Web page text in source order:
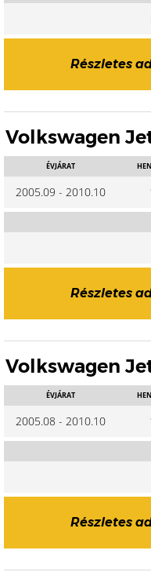
Részletes
Volkswagen
ÉVJÁRAT
2005.09 - 2010.10
Részletes
Volkswagen
ÉVJÁRAT
2005.08 - 2010.10
Részletes